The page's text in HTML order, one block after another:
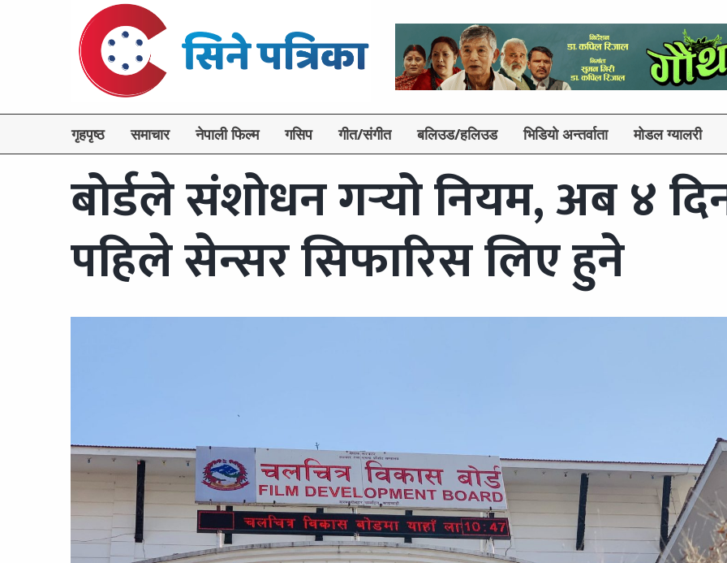
गृहपृष्ठ समाचार नेपाली फिल्म गसिप गीत/संगीत बलिउड/हलिउड भिडियो अन्तर्वाता मोडल ग्यालरी
बोर्डले संशोधन गर्‍यो नियम, अब ४
पहिले सेन्सर सिफारिस लिए हुने